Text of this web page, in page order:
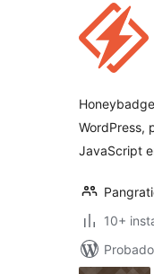
WordPress,
JavaScript
10+